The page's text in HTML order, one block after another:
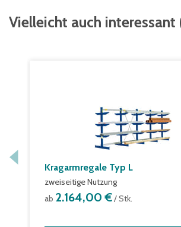
Vielleicht auch interessant
Kragarmregale Typ L
zweiseitige Nutzung
ab 2.164,00 €/ Stk.